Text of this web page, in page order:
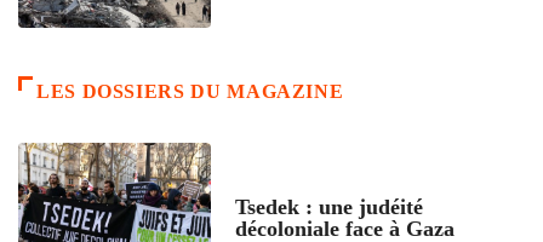
LES DOSSIERS DU MAGAZINE
Tsedek : une judéité
décoloniale face à Gaza